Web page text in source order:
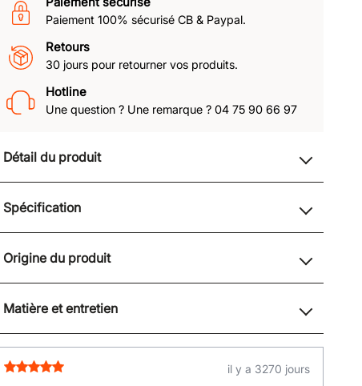
Paiement 100% sécurisé CB & Paypal.
Retours
30 jours pour retourner vos produits.
Hotline
Une question ? Une remarque ? 04 75 90 66 97
Détail du produit
Spécification
Origine du produit
Matière et entretien
il y a 3270 jours